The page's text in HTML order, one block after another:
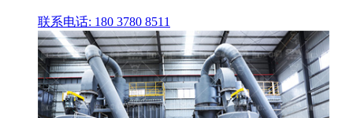
联系电话: 180 3780 8511